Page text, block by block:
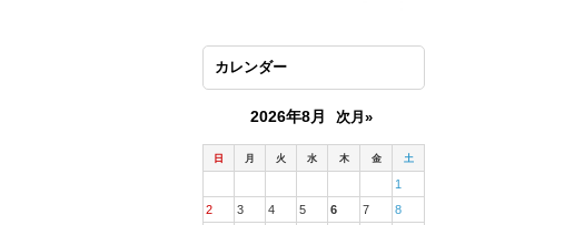
カレンダー
2026年8月 次月»
日 月 火 水 木 金 土
1
2
3 4 5 6 7
8